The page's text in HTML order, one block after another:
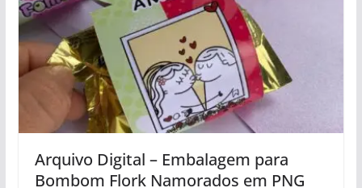
Arquivo Digital – Embalagem para
Bombom Flork Namorados em PNG